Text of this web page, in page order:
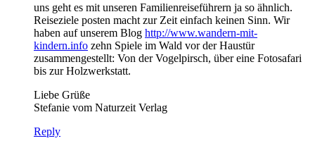
uns geht es mit unseren Familienreiseführern ja so ähnlich.
Reiseziele posten macht zur Zeit einfach keinen Sinn. Wir
haben auf unserem Blog http://www.wandern-mit-
kindern.info zehn Spiele im Wald vor der Haustür
zusammengestellt: Von der Vogelpirsch, über eine Fotosafari
bis zur Holzwerkstatt.
Liebe Grüße
Stefanie vom Naturzeit Verlag
Reply